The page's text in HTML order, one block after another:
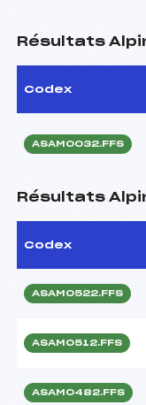
Résultats
Codex
ASAM0032.FFS
Résultats
Codex
ASAM0522.FFS
ASAM0512.FFS
ASAM0482.FFS